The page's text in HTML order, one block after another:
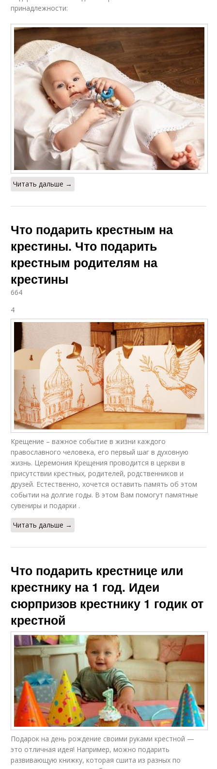
принадлежности:
Читать дальше →
Что подарить крестным на
крестины. Что подарить
крестным родителям на
крестины
664
4
Крещение – важное событие в жизни каждого
православного человека, его первый шаг в духовную
жизнь. Церемония Крещения проводится в церкви в
присутствии крестных, родителей, родственников и
друзей. Естественно, хочется оставить память об этом
событии на долгие годы. В этом Вам помогут памятные
сувениры и подарки .
Читать дальше →
Что подарить крестнице или
крестнику на 1 год. Идеи
сюрпризов крестнику 1 годик от
крестной
Подарок на день рождение своими руками крестной —
это отличная идея! Например, можно подарить
развивающую книжку, которая сшита из разных по